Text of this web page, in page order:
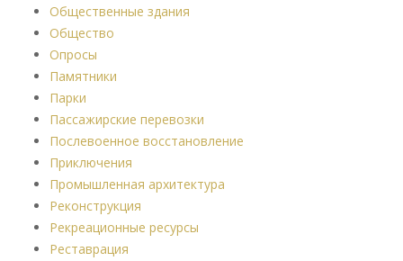
Общественные здания
Общество
Опросы
Памятники
Парки
Пассажирские перевозки
Послевоенное восстановление
Приключения
Промышленная архитектура
Реконструкция
Рекреационные ресурсы
Реставрация